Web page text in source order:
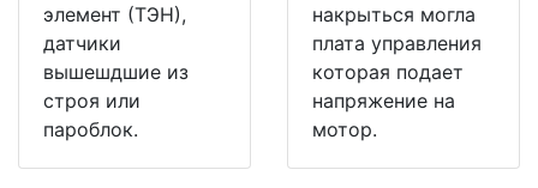
элемент (ТЭН),
датчики
вышешдшие из
строя или
пароблок.
накрыться могла
плата управления
которая подает
напряжение на
мотор.